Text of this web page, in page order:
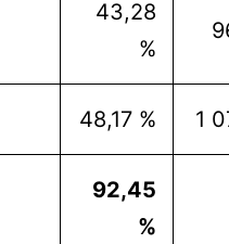
43,28
%
48,17 % 1
92,45
%